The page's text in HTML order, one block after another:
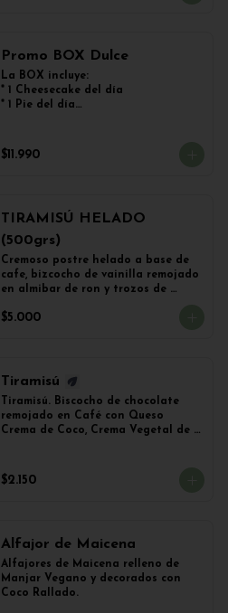
Promo BOX Dulce
La BOX incluye:
* 1 Cheesecake del día
* 1 Pie del día
* 2 Galletones de Avena
$11.990
TIRAMISÚ HELADO
(500grs)
Cremoso postre helado a base de
cafe, bizcocho de vainilla remojado
en almibar de ron y trozos de
$5.000
Tiramisú
Tiramisú. Biscocho de chocolate
remojado en Café con Queso
Crema de Coco, Crema Vegetal de
$2.150
Alfajor de Maicena
Alfajores de Maicena relleno de
Manjar Vegano y decorados con
Coco Rallado.